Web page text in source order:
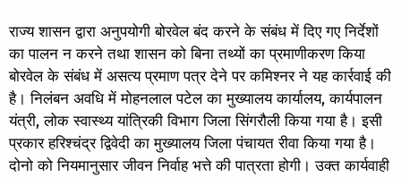
राज्य शासन द्वारा अनुपयोगी बोरवेल बंद करने के संबंध में दिए गए निर्देशों
का पालन न करने तथा शासन को बिना तथ्यों का प्रमाणीकरण किया
बोरवेल के संबंध में असत्य प्रमाण पत्र देने पर कमिश्नर ने यह कार्रवाई की
है।निलंबन अवधि में मोहनलाल पटेल का मुख्यालय कार्यालय, कार्यपालन
यंत्री, लोक स्वास्थ्य यांत्रिकी विभाग जिला सिंगरौली किया गया है। इसी
प्रकार हरिश्चंद्र द्विवेदी का मुख्यालय जिला पंचायत रीवा किया गया है।
दोनो को नियमानुसार जीवन निर्वाह भत्ते की पात्रता होगी। उक्त कार्यवाही